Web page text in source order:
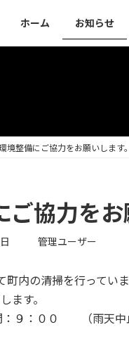
ホーム お知らせ
境整備にご協力をお願いします。
協力をお
管理ユーザー
内の清掃を行っていま
ます。
：９：００ （雨天中